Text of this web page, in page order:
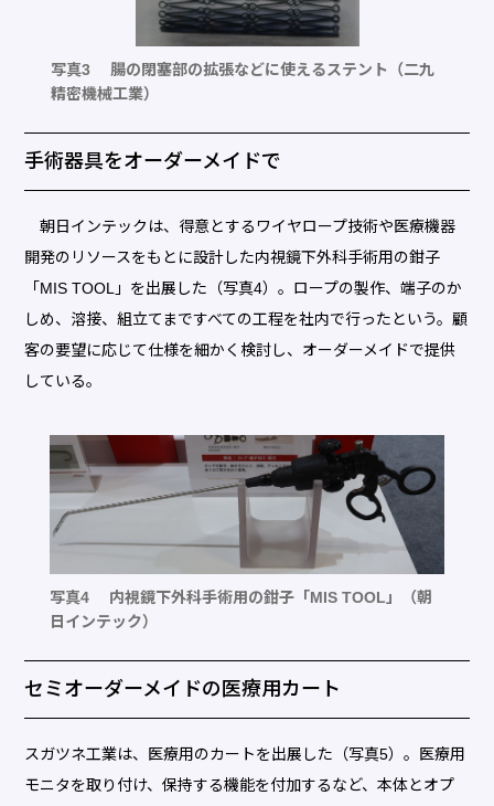
写真3 腸の閉塞部の拡張などに使えるステント（二九
精密機械工業）
手術器具をオーダーメイドで
朝日インテックは、得意とするワイヤロープ技術や医療機器
開発のリソースをもとに設計した内視鏡下外科手術用の鉗子
「MIS TOOL」を出展した（写真4）。ロープの製作、端子のか
しめ、溶接、組立てまですべての工程を社内で行ったという。顧
客の要望に応じて仕様を細かく検討し、オーダーメイドで提供
している。
写真4 内視鏡下外科手術用の鉗子「MIS TOOL」（朝
日インテック）
セミオーダーメイドの医療用カート
スガツネ工業は、医療用のカートを出展した（写真5）。医療用
モニタを取り付け、保持する機能を付加するなど、本体とオプ